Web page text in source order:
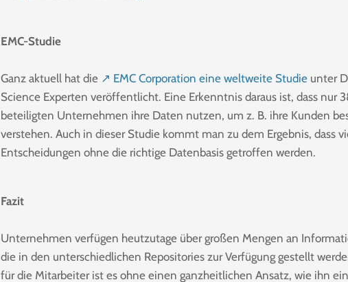
EMC-Studie
Ganz aktuell hat die ↗ EMC Corporation eine weltweite Studie unter
Science Experten veröffentlicht. Eine Erkenntnis daraus ist, dass nur
beteiligten Unternehmen ihre Daten nutzen, um z. B. ihre Kunden
verstehen. Auch in dieser Studie kommt man zu dem Ergebnis, dass
Entscheidungen ohne die richtige Datenbasis getroffen werden.
Fazit
Unternehmen verfügen heutzutage über großen Mengen an
die in den unterschiedlichen Repositories zur Verfügung gestellt
für die Mitarbeiter ist es ohne einen ganzheitlichen Ansatz, wie ihn